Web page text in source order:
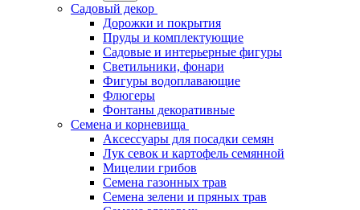
Садовый декор
Дорожки и покрытия
Пруды и комплектующие
Садовые и интерьерные фигуры
Светильники, фонари
Фигуры водоплавающие
Флюгеры
Фонтаны декоративные
Семена и корневища
Аксессуары для посадки семян
Лук севок и картофель семянной
Мицелии грибов
Семена газонных трав
Семена зелени и пряных трав